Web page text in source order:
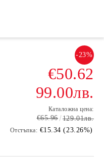
-23%
€50.62
99.00лв.
Каталожна цена:
€65.96 129.01лв.
Отстъпка: €15.34 (23.26%)